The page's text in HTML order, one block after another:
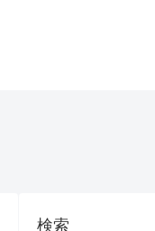
検索